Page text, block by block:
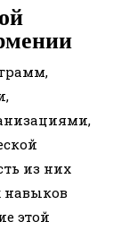
из них
навыков
этой